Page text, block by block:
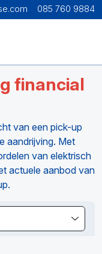
085 760 9884
financial
van een pick-up
aandrijving. Met
van elektrisch
actuele aanbod van